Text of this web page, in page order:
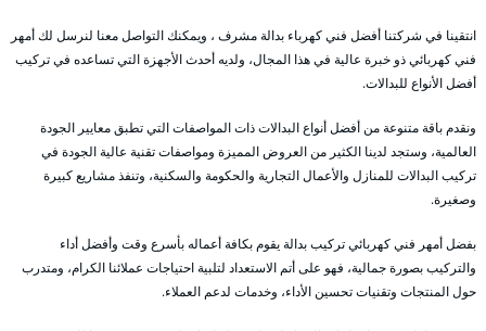
انتقينا في شركتنا أفضل فني كهرباء بدالة مشرف ، ويمكنك التواصل معنا لنرسل لك أمهر
فني كهربائي ذو خبرة عالية في هذا المجال، ولديه أحدث الأجهزة التي تساعده في تركيب
أفضل الأنواع للبدالات.
ونقدم باقة متنوعة من أفضل أنواع البدالات ذات المواصفات التي تطبق معايير الجودة
العالمية، وستجد لدينا الكثير من العروض المميزة ومواصفات تقنية عالية الجودة في
تركيب البدالات للمنازل والأعمال التجارية والحكومة والسكنية، وتنفذ مشاريع كبيرة
وصغيرة.
بفضل أمهر فني كهربائي تركيب بدالة يقوم بكافة أعماله بأسرع وقت وأفضل أداء
والتركيب بصورة جمالية، فهو على أتم الاستعداد لتلبية احتياجات عملائنا الكرام، ومتدرب
حول المنتجات وتقنيات تحسين الأداء، وخدمات لدعم العملاء.